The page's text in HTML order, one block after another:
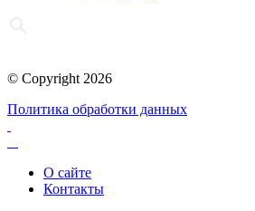
© Copyright 2026
Политика обработки данных
О сайте
Контакты